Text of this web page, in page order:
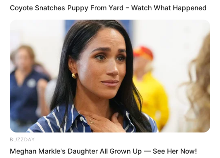
Coyote Snatches Puppy From Yard – Watch What Happened
BUZZDAY
Meghan Markle's Daughter All Grown Up — See Her Now!